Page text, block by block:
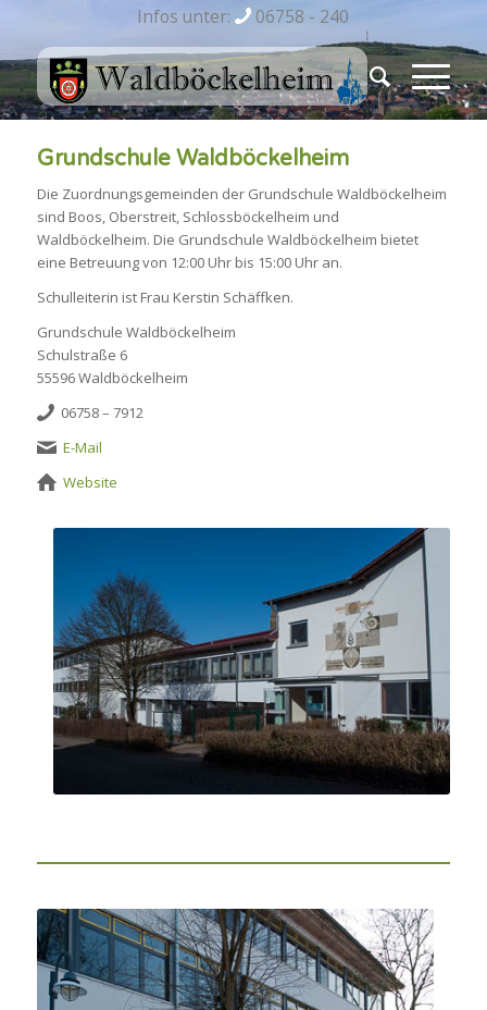
Infos unter: 06758 - 240
Grundschule Waldböckelheim
Die Zuordnungsgemeinden der Grundschule Waldböckelheim
sind Boos, Oberstreit, Schlossböckelheim und
Waldböckelheim. Die Grundschule Waldböckelheim bietet
eine Betreuung von 12:00 Uhr bis 15:00 Uhr an.
Schulleiterin ist Frau Kerstin Schäffken.
Grundschule Waldböckelheim
Schulstraße 6
55596 Waldböckelheim
06758 – 7912
E-Mail
Website